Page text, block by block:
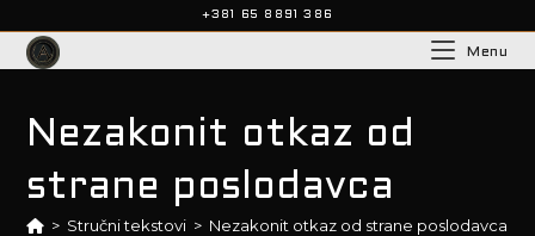
+381 65 8891 386
Menu
Nezakonit otkaz od
strane poslodavca
> Stručni tekstovi > Nezakonit otkaz od strane poslodavca